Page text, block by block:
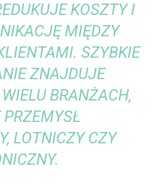
KOSZTY I
MIĘDZY
SZYBKIE
ZNAJDUJE
BRANŻACH,
LOTNICZY CZY